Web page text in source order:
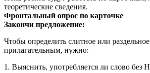
теоретические сведения.
Фронтальный опрос по карточке
Закончи предложение:
Чтобы определить слитное или
прилагательным, нужно:
1. Выяснить, употребляется ли слово без